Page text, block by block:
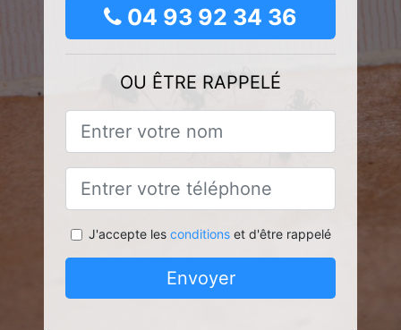
04 93 92 34 36
OU ÊTRE RAPPELÉ
J'accepte les conditionset d'être rappelé
Envoyer